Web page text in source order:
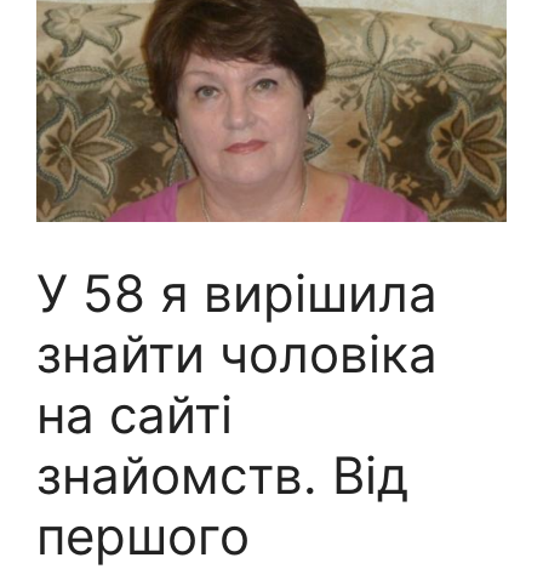
У 58 я вирішила
знайти чоловіка
на сайті
знайомств. Від
першого